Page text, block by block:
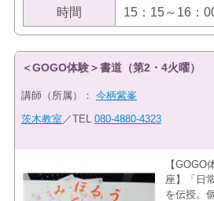
時間 15：15～16：
＜GOGO体験＞書道（第2・4火曜）
講師（所属）： 今柄紫峯
茨木教室 ／TEL 080-4880-4323
【GOGO
座】「日
を伝授。